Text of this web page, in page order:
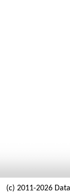
(c) 2011-2026